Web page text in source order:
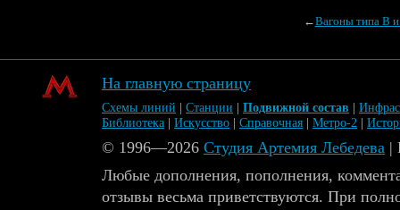
←Вагоны типа В
На главную страницу
Схемы линий Станции Подвижной состав
Библиотека
Искусство Справочная Метро-2
© 1996—2026 Студия Артемия Лебедева |
Любые дополнения, пополнения,
отзывы весьма приветствуются. При